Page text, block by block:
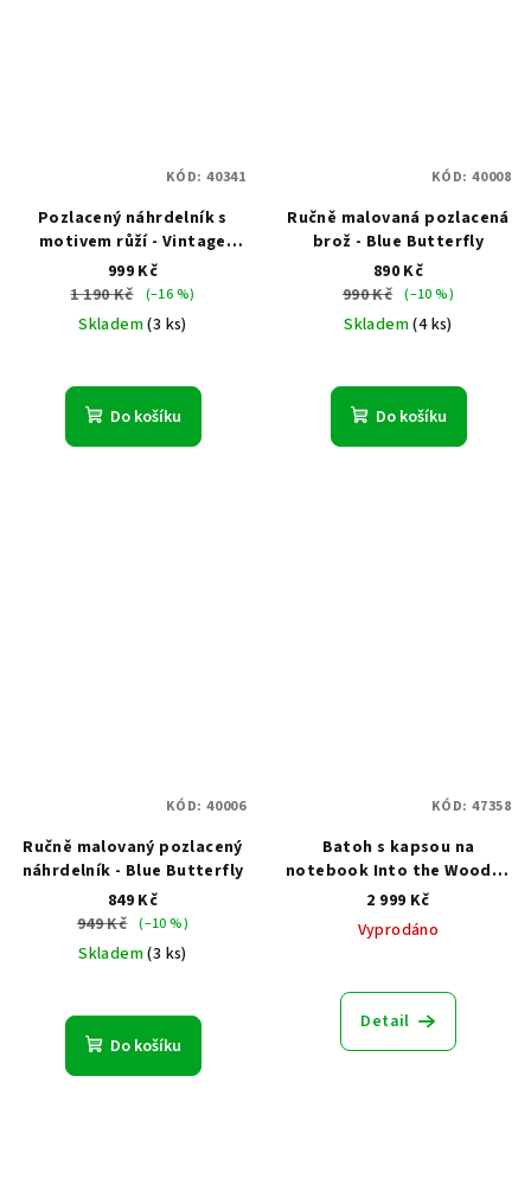
Pozlacený náhrdelník s
motivem růží - Vintage
Rose
999 Kč
1 190 Kč
(–16 %)
Skladem(3 ks)
Do košíku
KÓD: 40341
Ručně malovaná pozlacená
brož - Blue Butterfly
890 Kč
990 Kč (–10 %)
Skladem(4 ks)
Do košíku
KÓD: 40008
Ručně malovaný pozlacený
náhrdelník - Blue Butterfly
849 Kč
949 Kč (–10 %)
Skladem(3 ks)
Do košíku
KÓD: 40006
Batoh s kapsou na
notebook Into the Woods -
Dark green
2 999 Kč
Vyprodáno
Detail
KÓD: 47358